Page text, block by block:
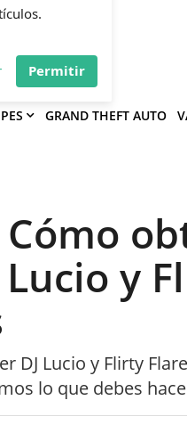
envíe
PES GRAND THEFT AUTO
y
DJ Lucio y Flirty
lo que debes